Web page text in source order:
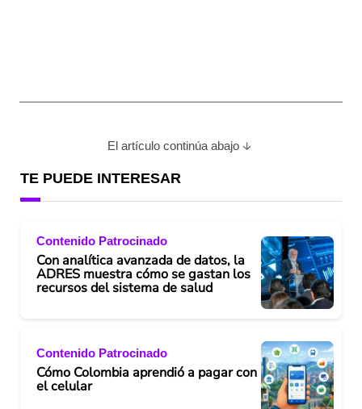
El artículo continúa abajo
TE PUEDE INTERESAR
Contenido Patrocinado
Con analítica avanzada de datos, la
ADRES muestra cómo se gastan los
recursos del sistema de salud
Contenido Patrocinado
Cómo Colombia aprendió a pagar con
el celular